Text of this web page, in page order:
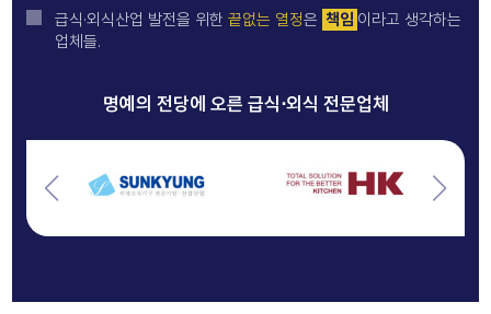
급식·외식산업 발전을 위한 끝없는 열정은 책임 이라고 생각하는
업체들.
명예의 전당에 오른 급식⋅외식 전문업체